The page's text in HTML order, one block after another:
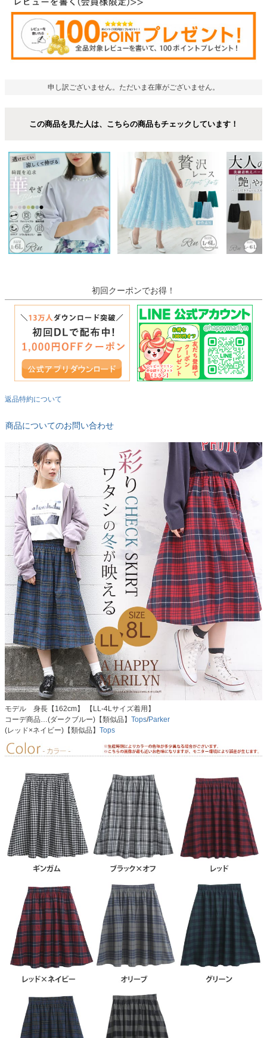
申し訳ございません。ただいま在庫がございません。
この商品を見た人は、こちらの商品もチェックしています！
初回クーポンでお得！
返品特約について
商品についてのお問い合わせ
モデル 身長【162cm】 【LL-4Lサイズ着用】
コーデ商品…(ダークブルー)【類似品】 Tops/Parker
(レッド×ネイビー)【類似品】 Tops